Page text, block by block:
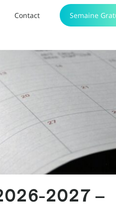
Contact Semaine
2027 –